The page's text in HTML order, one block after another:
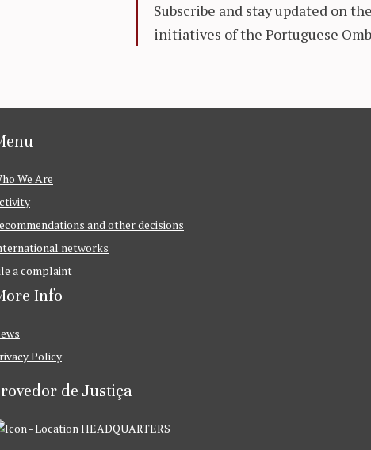
Subscribe and stay updated on
initiatives of the Portuguese
We Are
and other decisions
networks
a complaint
Info
Policy
de Justiça
HEADQUARTERS